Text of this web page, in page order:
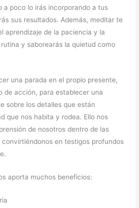
a poco lo irás incorporando a tus
sus resultados. Además, meditar te
aprendizaje de la paciencia y la
y saborearás la quietud como
una parada en el propio presente,
de acción, para establecer una
sobre los detalles que están
que nos habita y rodea. Ello nos
de nosotros dentro de las
en testigos profundos
aporta muchos beneficios: